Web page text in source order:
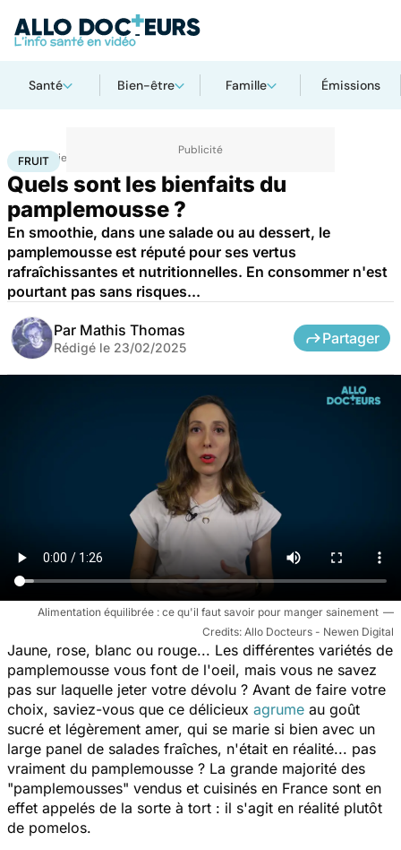
Santé Bien-être Famille Émissions
Accueil Bien-être
FRUIT
Quels sont les bienfaits du
pamplemousse ?
En smoothie, dans une salade ou au dessert, le
pamplemousse est réputé pour ses vertus
rafraîchissantes et nutritionnelles. En consommer n'est
pourtant pas sans risques...
Par Mathis Thomas
Rédigé le 23/02/2025
Partager
Alimentation équilibrée : ce qu'il faut savoir pour manger sainement
Allo Docteurs - Newen Digital
Jaune, rose, blanc ou rouge... Les différentes variétés de
pamplemousse vous font de l'oeil, mais vous ne savez
pas sur laquelle jeter votre dévolu ? Avant de faire votre
choix, saviez-vous que ce délicieux agrume au goût
sucré et légèrement amer, qui se marie si bien avec un
large panel de salades fraîches, n'était en réalité... pas
vraiment du pamplemousse ? La grande majorité des
"pamplemousses" vendus et cuisinés en France sont en
effet appelés de la sorte à tort : il s'agit en réalité plutôt
de pomelos.